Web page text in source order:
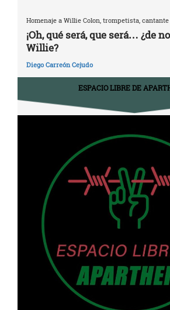
Homenaje a Willie Colon, trompetista,
¡Oh, qué será, que será… ¿de
Willie?
Diego Carreón Cejudo
ESPACIO LIBRE DE